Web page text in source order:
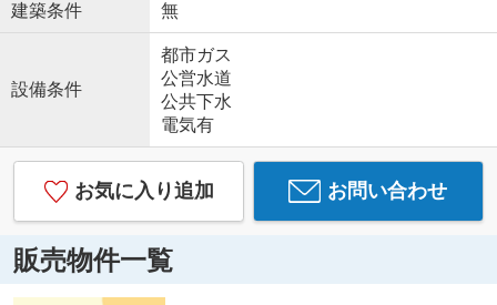
建築条件 無
設備条件
都市ガス
公営水道
公共下水
電気有
お気に入り追加 お問い合わせ
販売物件一覧